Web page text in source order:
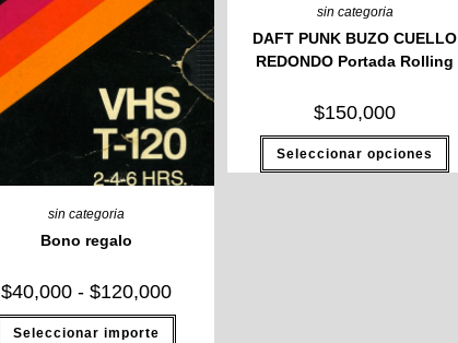
sin categoria
Bono regalo
$40,000 - $120,000
Seleccionar importe
sin categoria
DAFT PUNK BUZO CUELLO
REDONDO Portada Rolling
$150,000
Seleccionar opciones